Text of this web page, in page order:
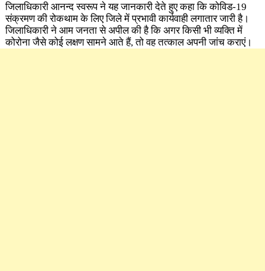
जिलाधिकारी आनन्द स्वरूप ने यह जानकारी देते हुए कहा कि कोविड-19
संक्रमण की रोकथाम के लिए जिले में प्रभावी कार्यवाही लगातार जारी है।
जिलाधिकारी ने आम जनता से अपील की है कि अगर किसी भी व्यक्ति में
कोरोना जैसे कोई लक्षण सामने आते हैं, तो वह तत्काल अपनी जांच कराएं।